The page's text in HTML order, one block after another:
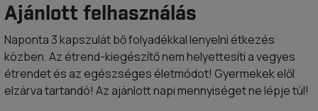
Ajánlott felhasználás
Naponta 3 kapszulát bő folyadékkal lenyelni étkezés
közben. Az étrend-kiegészítő nem helyettesíti a vegyes
étrendet és az egészséges életmódot! Gyermekek elől
elzárva tartandó! Az ajánlott napi mennyiséget ne lépje túl!